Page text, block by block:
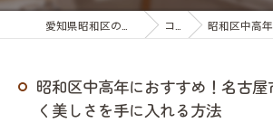
コラム 昭和区中高年におすすめ！
昭和区中高年におすすめ！名古
く美しさを手に入れる方法